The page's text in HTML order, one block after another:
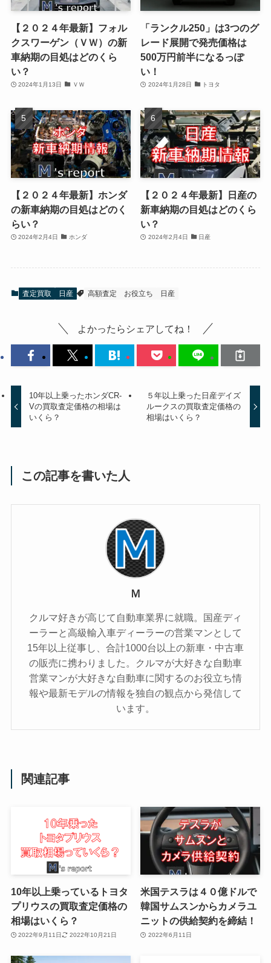
【２０２４年最新】フォル
クスワーゲン（ＶＷ）の新
車納期の目処はどのくら
い？
2024年1月13日 ＶＷ
「ランクル250」は3つのグ
レード展開で発売価格は
500万円前半になるっぽ
い！
2024年1月28日 トヨタ
【２０２４年最新】ホンダ
の新車納期の目処はどのく
らい？
2024年2月4日 ホンダ
【２０２４年最新】日産の
新車納期の目処はどのくら
い？
2024年2月4日 日産
査定買取 日産 高額査定 お役立ち 日産
よかったらシェアしてね！
10年以上乗ったホンダCR-
Vの買取査定価格の相場は
いくら？
５年以上乗った日産デイズ
ルークスの買取査定価格の
相場はいくら？
この記事を書いた人
Ｍ
クルマ好きが高じて自動車業界に就職。国産ディ
ーラーと高級輸入車ディーラーの営業マンとして
15年以上従事し、合計1000台以上の新車・中古車
の販売に携わりました。クルマが大好きな自動車
営業マンが大好きな自動車に関するのお役立ち情
報や最新モデルの情報を独自の観点から発信して
います。
関連記事
10年以上乗っているトヨタ
プリウスの買取査定価格の
相場はいくら？
2022年9月11日 2022年10月21日
米国テスラは４０億ドルで
韓国サムスンからカメラユ
ニットの供給契約を締結！
2022年6月11日